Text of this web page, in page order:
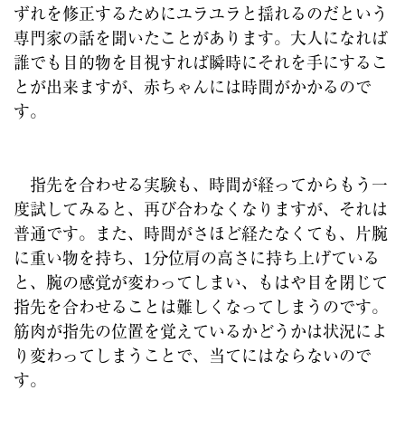
ずれを修正するためにユラユラと揺れるのだという
専門家の話を聞いたことがあります。大人になれば
誰でも目的物を目視すれば瞬時にそれを手にするこ
とが出来ますが、赤ちゃんには時間がかかるので
す。
指先を合わせる実験も、時間が経ってからもう一
度試してみると、再び合わなくなりますが、それは
普通です。また、時間がさほど経たなくても、片腕
に重い物を持ち、1分位肩の高さに持ち上げている
と、腕の感覚が変わってしまい、もはや目を閉じて
指先を合わせることは難しくなってしまうのです。
筋肉が指先の位置を覚えているかどうかは状況によ
り変わってしまうことで、当てにはならないので
す。